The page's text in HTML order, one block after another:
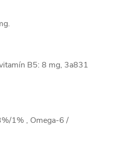
B5: 8 mg, 3a831
1% , Omega-6 /